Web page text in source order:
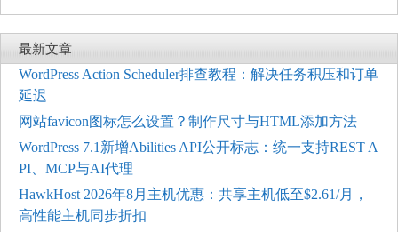
最新文章
WordPress Action Scheduler排查教程：解决任务积压和订单
延迟
网站favicon图标怎么设置？制作尺寸与HTML添加方法
WordPress 7.1新增Abilities API公开标志：统一支持REST A
PI、MCP与AI代理
HawkHost 2026年8月主机优惠：共享主机低至$2.61/月，
高性能主机同步折扣